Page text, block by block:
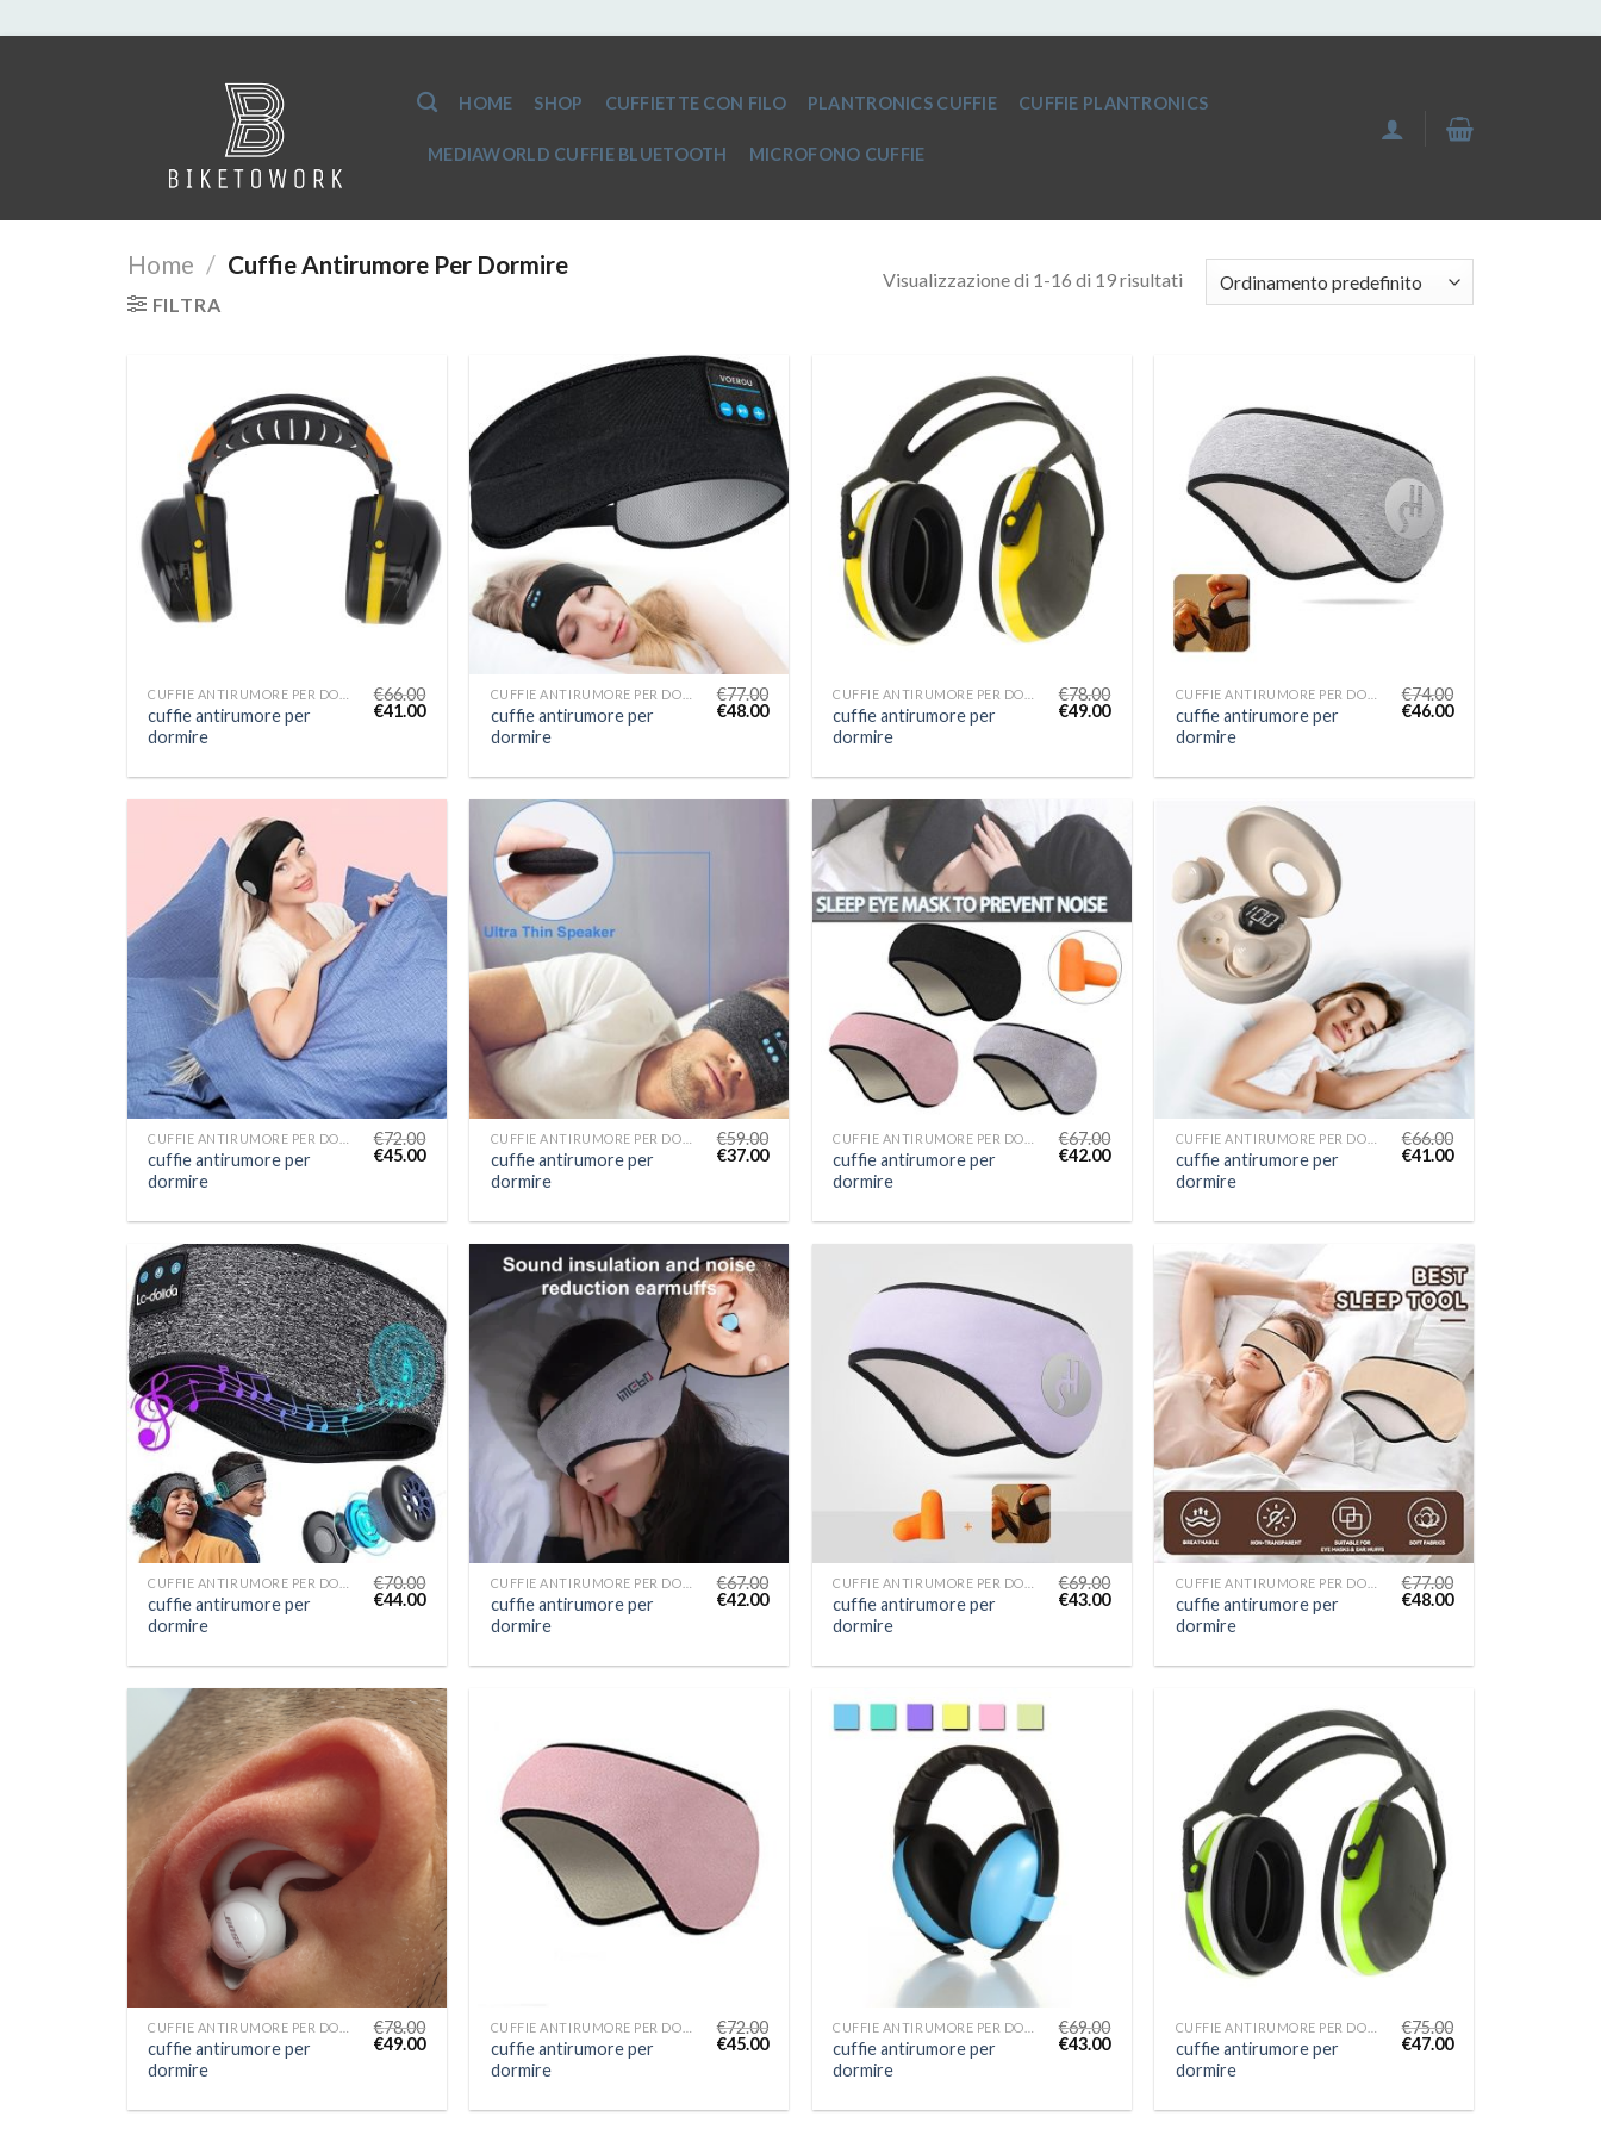
HOME SHOP CUFFIETTE CON FILO PLANTRONICS CUFFIE CUFFIE PLANTRONICS
MEDIAWORLD CUFFIE BLUETOOTH MICROFONO CUFFIE
Home / Cuffie Antirumore Per Dormire
FILTRA
Visualizzazione di 1-16 di 19 risultati
cuffie antirumore per
dormire
€66.00
€41.00
cuffie antirumore per
dormire
€77.00
€48.00
cuffie antirumore per
dormire
€78.00
€49.00
cuffie antirumore per
dormire
€74.00
€46.00
cuffie antirumore per
dormire
€72.00
€45.00
cuffie antirumore per
dormire
€59.00
€37.00
cuffie antirumore per
dormire
€67.00
€42.00
cuffie antirumore per
dormire
€66.00
€41.00
cuffie antirumore per
dormire
€70.00
€44.00
cuffie antirumore per
dormire
€67.00
€42.00
cuffie antirumore per
dormire
€69.00
€43.00
cuffie antirumore per
dormire
€77.00
€48.00
cuffie antirumore per
dormire
€78.00
€49.00
cuffie antirumore per
dormire
€72.00
€45.00
cuffie antirumore per
dormire
€69.00
€43.00
cuffie antirumore per
dormire
€75.00
€47.00